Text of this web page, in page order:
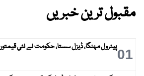
مقبول ترین خبریں
01پیٹرول مہنگا، ڈیزل سستا، حکومت نے نئی